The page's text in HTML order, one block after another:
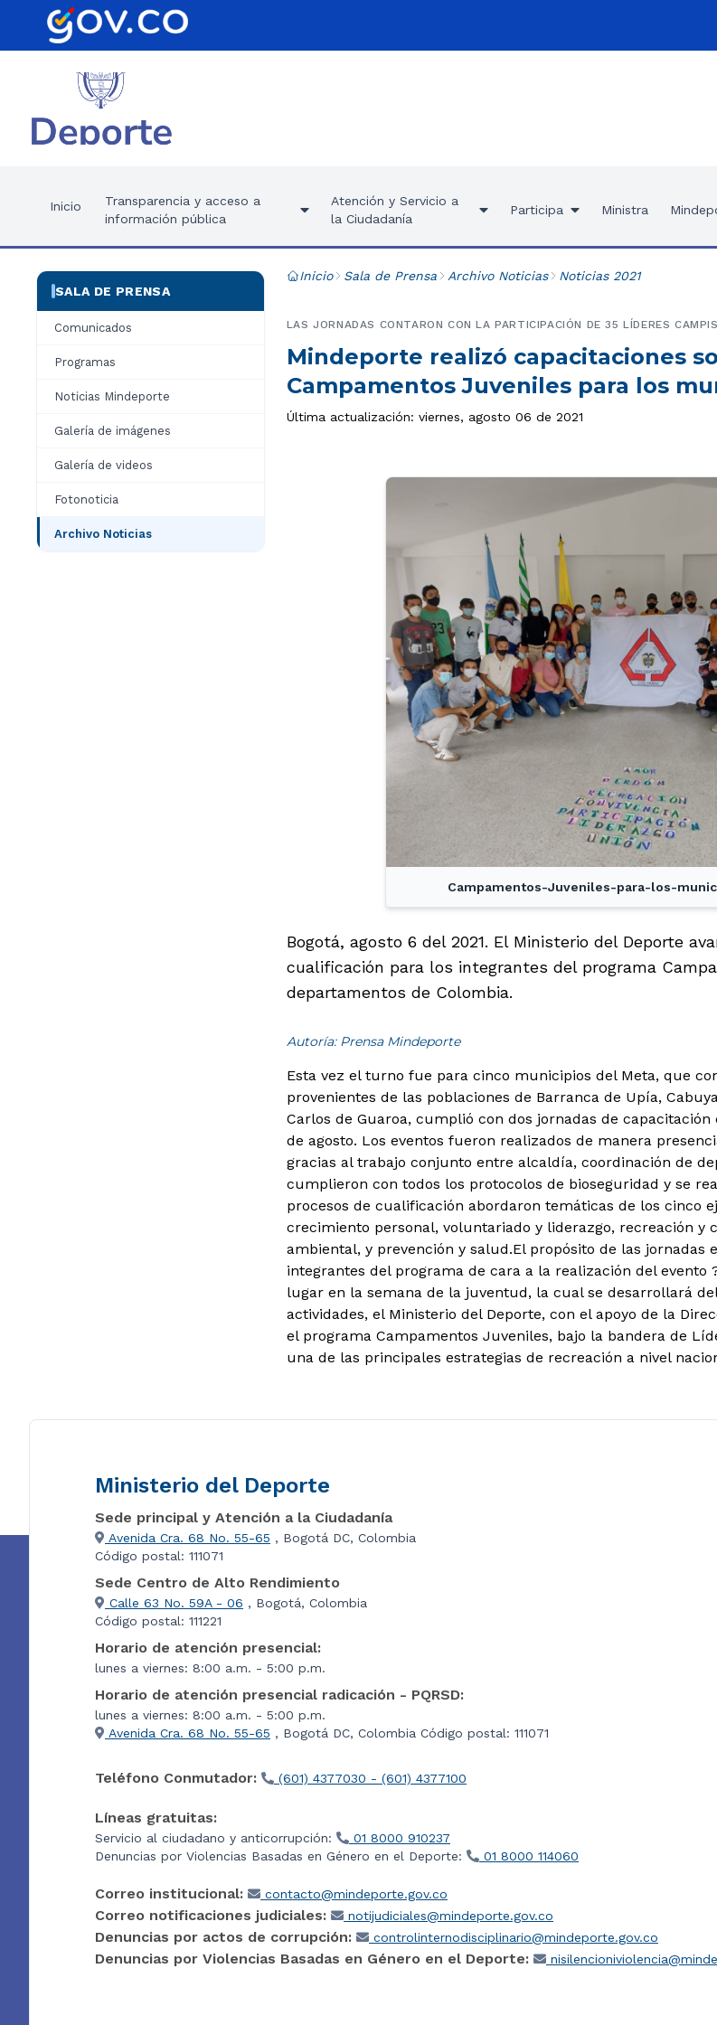
Inicio
Transparencia y acceso a
información pública
Atención y Servicio a
la Ciudadanía
Participa Ministra
SALA DE PRENSA
Comunicados
Programas
Noticias Mindeporte
Galería de imágenes
Galería de videos
Fotonoticia
Archivo Noticias
Inicio Sala de Prensa Archivo Noticias Noticias 2021
Mindeporte realizó capacitaciones
Campamentos Juveniles para los
LAS JORNADAS CONTARON CON LA PARTICIPACIÓN DE 35 LÍDERES
Última actualización: viernes, agosto 06 de 2021
Campamentos-Juveniles-para-los-
Bogotá, agosto 6 del 2021. El Ministerio del Deporte
cualificación para los integrantes del programa
departamentos de Colombia.
Autoría: Prensa Mindeporte
Esta vez el turno fue para cinco municipios del Meta, que
provenientes de las poblaciones de Barranca de Upía,
Carlos de Guaroa, cumplió con dos jornadas de
de agosto. Los eventos fueron realizados de manera
gracias al trabajo conjunto entre alcaldía, coordinación de
cumplieron con todos los protocolos de bioseguridad y se
procesos de cualificación abordaron temáticas de los cinco
crecimiento personal, voluntariado y liderazgo, recreación
ambiental, y prevención y salud.El propósito de las jornadas
integrantes del programa de cara a la realización del
lugar en la semana de la juventud, la cual se desarrollará
actividades, el Ministerio del Deporte, con el apoyo de la
el programa Campamentos Juveniles, bajo la bandera de
una de las principales estrategias de recreación a nivel
Ministerio del Deporte
Sede principal y Atención a la Ciudadanía
Avenida Cra. 68 No. 55-65 , Bogotá DC, Colombia
Código postal: 111071
Sede Centro de Alto Rendimiento
Calle 63 No. 59A - 06 , Bogotá, Colombia
Código postal: 111221
Horario de atención presencial:
lunes a viernes: 8:00 a.m. - 5:00 p.m.
Horario de atención presencial radicación - PQRSD:
lunes a viernes: 8:00 a.m. - 5:00 p.m.
Avenida Cra. 68 No. 55-65 , Bogotá DC, Colombia Código postal: 111071
Teléfono Conmutador: (601) 4377030 - (601) 4377100
Líneas gratuitas:
Servicio al ciudadano y anticorrupción:
01 8000 910237
Denuncias por Violencias Basadas en Género en el Deporte:
01 8000 114060
Correo institucional: contacto@mindeporte.gov.co
Correo notificaciones judiciales: notijudiciales@mindeporte.gov.co
Denuncias por actos de corrupción: controlinternodisciplinario@mindeporte.gov.co
Denuncias por Violencias Basadas en Género en el Deporte: